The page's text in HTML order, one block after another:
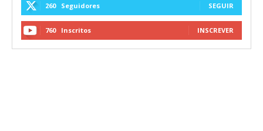
260 Seguidores SEGUIR
760 Inscritos INSCREVER